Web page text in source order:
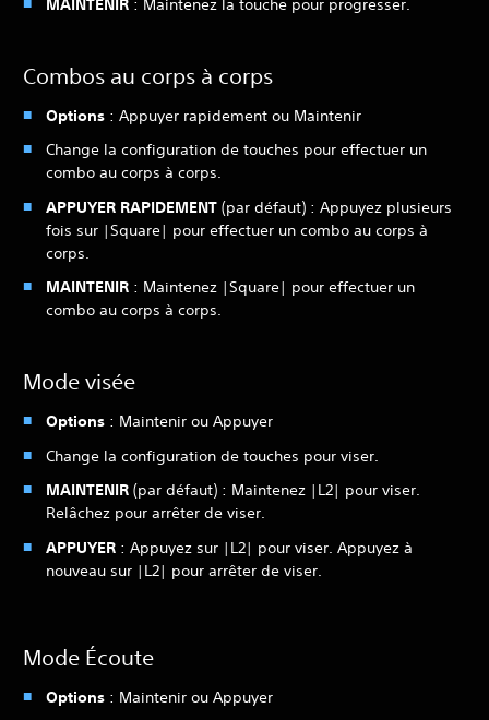
Combos au corps à corps
Options : Appuyer rapidement ou Maintenir
Change la configuration de touches pour effectuer un
combo au corps à corps.
APPUYER RAPIDEMENT (par défaut) : Appuyez plusieurs
fois sur |Square| pour effectuer un combo au corps à
corps.
MAINTENIR : Maintenez |Square| pour effectuer un
combo au corps à corps.
Mode visée
Options : Maintenir ou Appuyer
Change la configuration de touches pour viser.
MAINTENIR (par défaut) : Maintenez |L2| pour viser.
Relâchez pour arrêter de viser.
APPUYER : Appuyez sur |L2| pour viser. Appuyez à
nouveau sur |L2| pour arrêter de viser.
Mode Écoute
Options : Maintenir ou Appuyer